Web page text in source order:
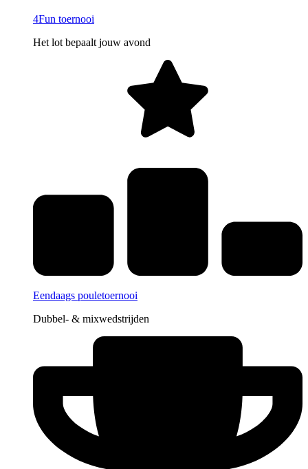
4Fun toernooi
Het lot bepaalt jouw avond
Eendaags pouletoernooi
Dubbel- & mixwedstrijden